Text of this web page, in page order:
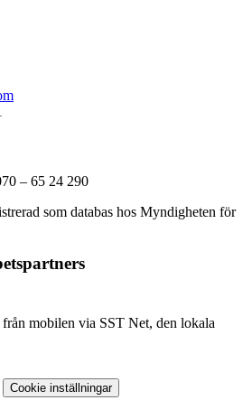
– 65 24 290
som databas hos Myndigheten för
mobilen via SST Net, den lokala
Cookie inställningar